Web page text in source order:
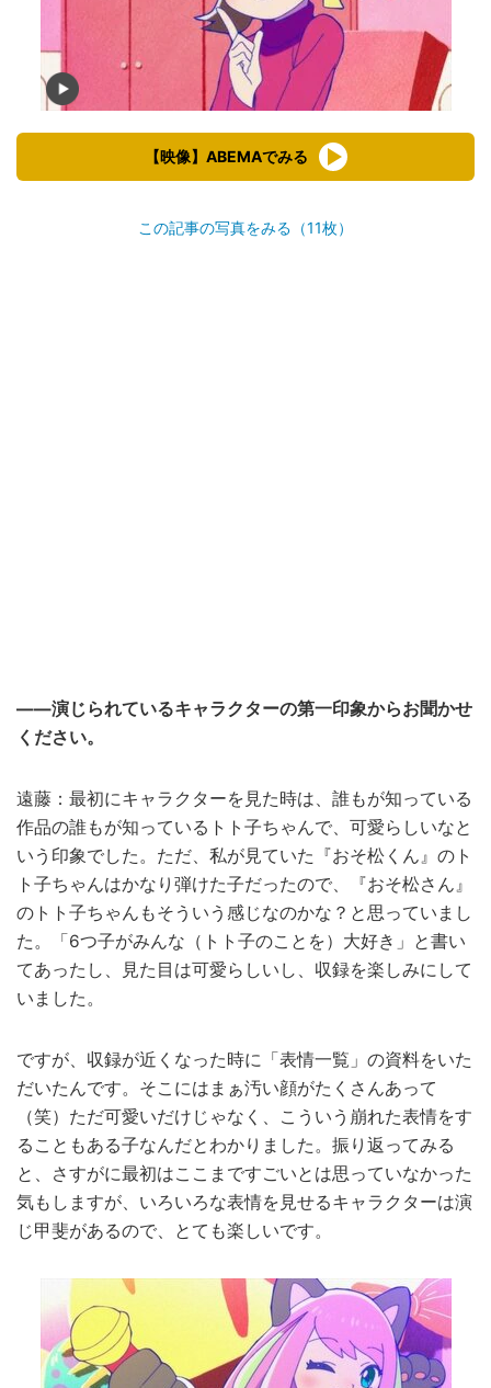
【映像】ABEMAでみる
この記事の写真をみる（11枚）
――演じられているキャラクターの第一印象からお聞かせ
ください。
遠藤：最初にキャラクターを見た時は、誰もが知っている
作品の誰もが知っているトト子ちゃんで、可愛らしいなと
いう印象でした。ただ、私が見ていた『おそ松くん』のト
ト子ちゃんはかなり弾けた子だったので、『おそ松さん』
のトト子ちゃんもそういう感じなのかな？と思っていまし
た。「6つ子がみんな（トト子のことを）大好き」と書い
てあったし、見た目は可愛らしいし、収録を楽しみにして
いました。
ですが、収録が近くなった時に「表情一覧」の資料をいた
だいたんです。そこにはまぁ汚い顔がたくさんあって
（笑）ただ可愛いだけじゃなく、こういう崩れた表情をす
ることもある子なんだとわかりました。振り返ってみる
と、さすがに最初はここまですごいとは思っていなかった
気もしますが、いろいろな表情を見せるキャラクターは演
じ甲斐があるので、とても楽しいです。